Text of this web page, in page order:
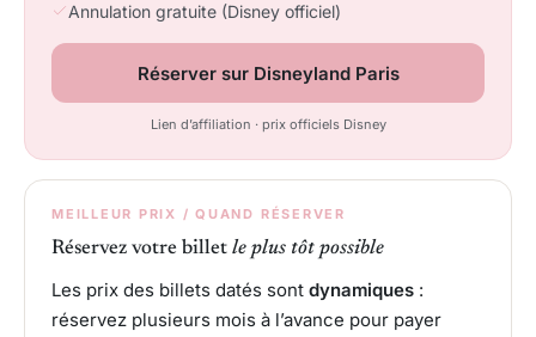
Annulation gratuite (Disney officiel)
Réserver sur Disneyland Paris
Lien d’affiliation · prix officiels Disney
MEILLEUR PRIX / QUAND RÉSERVER
Réservez votre billet le plus tôt possible
Les prix des billets datés sont dynamiques :
réservez plusieurs mois à l’avance pour payer